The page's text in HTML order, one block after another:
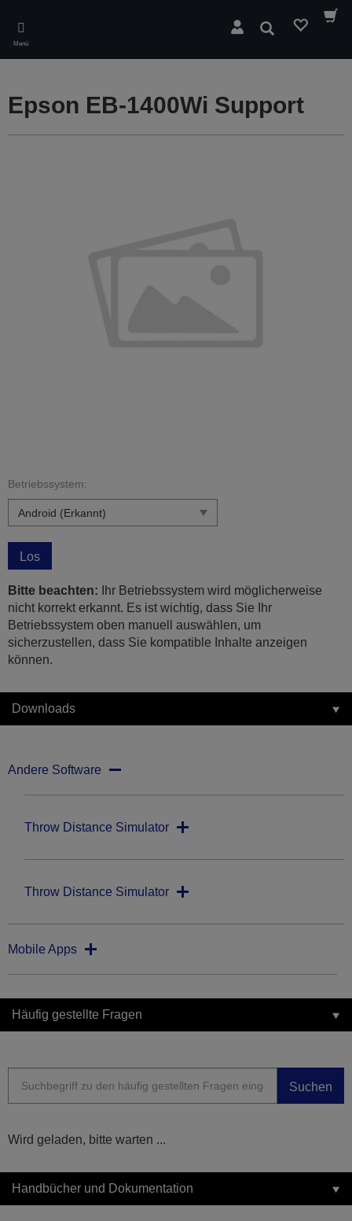
main
content
Menü
Suchen
Epson EB-1400Wi Support
Betriebssystem:
Los
Bitte beachten: Ihr Betriebssystem wird möglicherweise
nicht korrekt erkannt. Es ist wichtig, dass Sie Ihr
Betriebssystem oben manuell auswählen, um
sicherzustellen, dass Sie kompatible Inhalte anzeigen
können.
Downloads
Andere Software
Throw Distance Simulator
Throw Distance Simulator
Mobile Apps
Häufig gestellte Fragen
Suchen
Wird geladen, bitte warten ...
Handbücher und Dokumentation